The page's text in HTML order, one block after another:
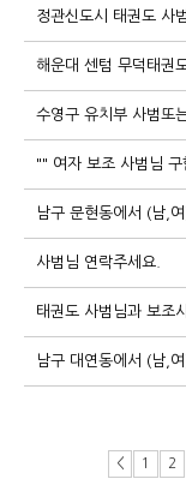
정관신도시 태권도 사
해운대 센텀 무덕태권
수영구 유치부 사범또
"" 여자 보조 사범님
남구 문현동에서 (남,
사범님 연락주세요.
태권도 사범님과 보조
남구 대연동에서 (남,
< 1 2